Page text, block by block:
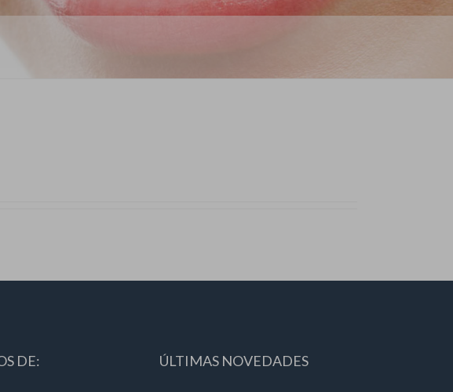
DE: ÚLTIMAS NOVEDADES